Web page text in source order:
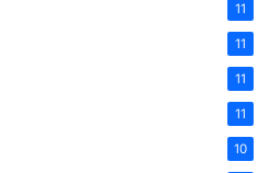
11
11
11
11
10